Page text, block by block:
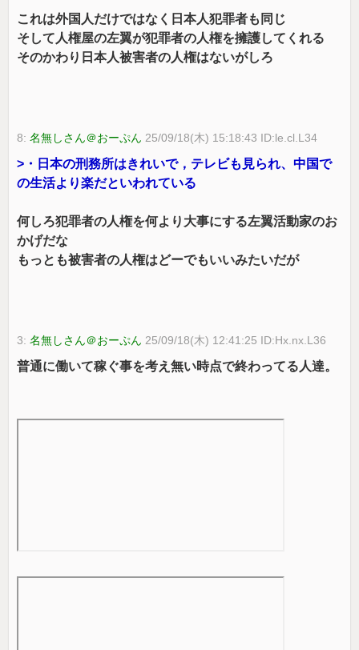
これは外国人だけではなく日本人犯罪者も同じ
そして人権屋の左翼が犯罪者の人権を擁護してくれる
そのかわり日本人被害者の人権はないがしろ
8:名無しさん＠おーぷん 25/09/18(木) 15:18:43 ID:le.cl.L34
>・日本の刑務所はきれいで，テレビも見られ、中国で
の生活より楽だといわれている
何しろ犯罪者の人権を何より大事にする左翼活動家のお
かげだな
もっとも被害者の人権はどーでもいいみたいだが
3:名無しさん＠おーぷん 25/09/18(木) 12:41:25 ID:Hx.nx.L36
普通に働いて稼ぐ事を考え無い時点で終わってる人達。